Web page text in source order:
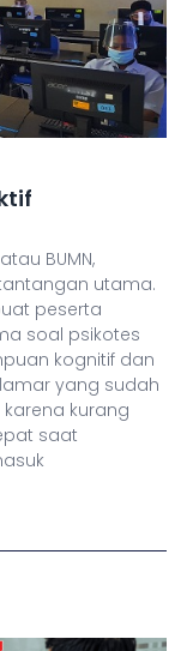
BUMN,
utama.
peserta
soal psikotes
kognitif dan
yang sudah
kurang
saat